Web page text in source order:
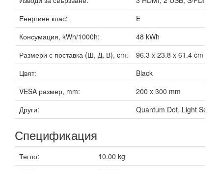
Енергиен клас:
E
Консумация, kWh/1000h:
48 kWh
Размери с поставка (Ш, Д, В), cm:
96.3 x 23.8 x 61.4 cm
Цвят:
Black
VESA размер, mm:
200 x 300 mm
Други:
Quantum Dot, Light
Спецификация
Тегло:
10.00 kg